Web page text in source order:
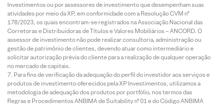
Investimentos ou por assessores de investimento que desempenham suas
atividades por meio da XP, em conformidade com a Resolução CVM nº
178/2023, os quais encontram-se registrados na Associação Nacional das
Corretoras e Distribuidoras de Títulos e Valores Mobiliários – ANCORD. O
assessor de investimento não pode realizar consultoria, administração ou
gestão de patrimônio de clientes, devendo atuar como intermediário e
solicitar autorização prévia do cliente para a realização de qualquer operação
no mercado de capitais.
Para fins de verificação da adequação do perfil do investidor aos serviços e
produtos de investimento oferecidos pela XP Investimentos, utilizamos a
metodologia de adequação dos produtos por portfólio, nos termos das
Regras e Procedimentos ANBIMA de Suitability nº 01 e do Código ANBIMA